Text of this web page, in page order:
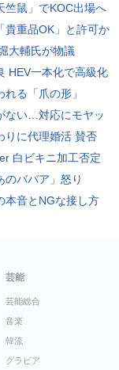
竺鼠」でKOC出場へ
貴重品OK」と許可か
大輔氏が物議
HEV一本化で高級化
る「爪の形」
ない…対応にモヤッ
りに代理婚活 賛否
白ビキニ加工否定
のババア」怒り
本音とNGな接し方
芸能
芸能総合
音楽
韓流
グラビア